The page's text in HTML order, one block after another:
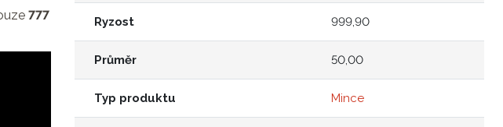
777
Ryzost 999,90
Průměr 50,00
Typ produktu Mince